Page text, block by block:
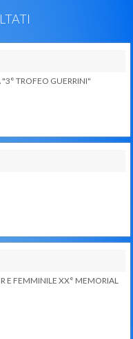
TROFEO GUERRINI"
E FEMMINILE XX° MEMORIAL